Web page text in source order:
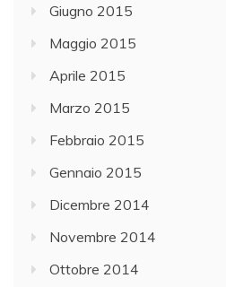
Giugno 2015
Maggio 2015
Aprile 2015
Marzo 2015
Febbraio 2015
Gennaio 2015
Dicembre 2014
Novembre 2014
Ottobre 2014